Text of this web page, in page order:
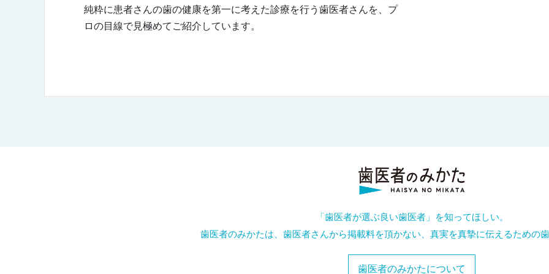
純粋に患者さんの歯の健康を第一に考えた診療を行う歯医者さんを、プ
ロの目線で見極めてご紹介しています。
「歯医者が選ぶ良い歯医者」を知ってほしい。
歯医者のみかたは、歯医者さんから掲載料を頂かない、真実を真摯に伝えるための歯
歯医者のみかたについて